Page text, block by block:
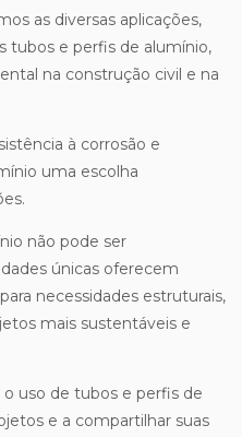
as diversas aplicações,
tubos e perfis de alumínio,
na construção civil e na
à corrosão e
uma escolha
não pode ser
únicas oferecem
necessidades estruturais,
mais sustentáveis e
uso de tubos e perfis de
e a compartilhar suas